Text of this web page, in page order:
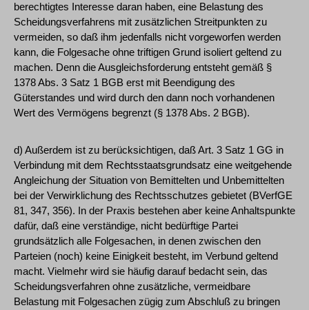
berechtigtes Interesse daran haben, eine Belastung des
Scheidungsverfahrens mit zusätzlichen Streitpunkten zu
vermeiden, so daß ihm jedenfalls nicht vorgeworfen werden
kann, die Folgesache ohne triftigen Grund isoliert geltend zu
machen. Denn die Ausgleichsforderung entsteht gemäß §
1378 Abs. 3 Satz 1 BGB erst mit Beendigung des
Güterstandes und wird durch den dann noch vorhandenen
Wert des Vermögens begrenzt (§ 1378 Abs. 2 BGB).
d) Außerdem ist zu berücksichtigen, daß Art. 3 Satz 1 GG in
Verbindung mit dem Rechtsstaatsgrundsatz eine weitgehende
Angleichung der Situation von Bemittelten und Unbemittelten
bei der Verwirklichung des Rechtsschutzes gebietet (BVerfGE
81, 347, 356). In der Praxis bestehen aber keine Anhaltspunkte
dafür, daß eine verständige, nicht bedürftige Partei
grundsätzlich alle Folgesachen, in denen zwischen den
Parteien (noch) keine Einigkeit besteht, im Verbund geltend
macht. Vielmehr wird sie häufig darauf bedacht sein, das
Scheidungsverfahren ohne zusätzliche, vermeidbare
Belastung mit Folgesachen zügig zum Abschluß zu bringen